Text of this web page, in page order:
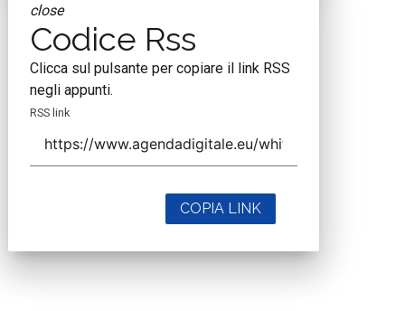
close
Codice Rss
Clicca sul pulsante per copiare il link RSS
negli appunti.
RSS link
COPIA LINK